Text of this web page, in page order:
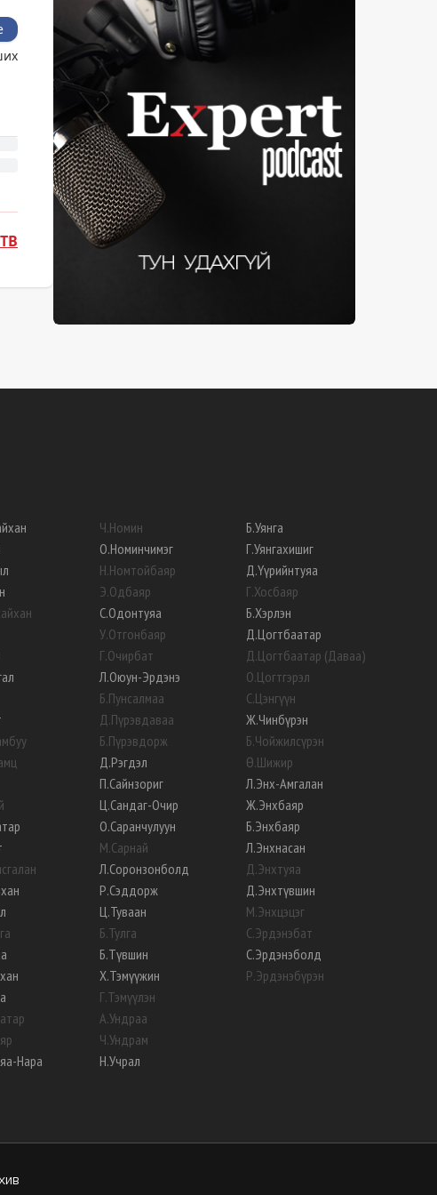
Нара
Ч.Номин
О.Номинчимэг
Н.Номтойбаяр
Э.Одбаяр
С.Одонтуяа
У.Отгонбаяр
Г.Очирбат
Л.Оюун-Эрдэнэ
Б.Пунсалмаа
Д.Пүрэвдаваа
Б.Пүрэвдорж
Д.Рэгдэл
П.Сайнзориг
Ц.Сандаг-Очир
О.Саранчулуун
М.Сарнай
Л.Соронзонболд
Р.Сэддорж
Ц.Туваан
Б.Тулга
Б.Түвшин
Х.Тэмүүжин
Г.Тэмүүлэн
А.Ундраа
Ч.Ундрам
Н.Учрал
Б.Уянга
Г.Уянгахишиг
Д.Үүрийнтуяа
Г.Хосбаяр
Б.Хэрлэн
Д.Цогтбаатар
Д.Цогтбаатар (Даваа)
О.Цогтгэрэл
С.Цэнгүүн
Ж.Чинбүрэн
Б.Чойжилсүрэн
Ө.Шижир
Л.Энх-Амгалан
Ж.Энхбаяр
Б.Энхбаяр
Л.Энхнасан
Д.Энхтуяа
Д.Энхтүвшин
М.Энхцэцэг
С.Эрдэнэбат
С.Эрдэнэболд
Р.Эрдэнэбүрэн